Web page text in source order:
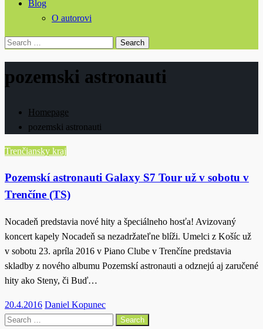
Blog
O autorovi
Search
pozemski astronauti
Homepage
pozemski astronauti
Trenčiansky kraj
Pozemskí astronauti Galaxy S7 Tour už v sobotu v
Trenčíne (TS)
Nocadeň predstavia nové hity a špeciálneho hosťa! Avizovaný
koncert kapely Nocadeň sa nezadržateľne blíži. Umelci z Košíc už
v sobotu 23. apríla 2016 v Piano Clube v Trenčíne predstavia
skladby z nového albumu Pozemskí astronauti a odznejú aj zaručené
hity ako Steny, či Buď…
Posted
on
20.4.2016 Daniel Kopunec
Search